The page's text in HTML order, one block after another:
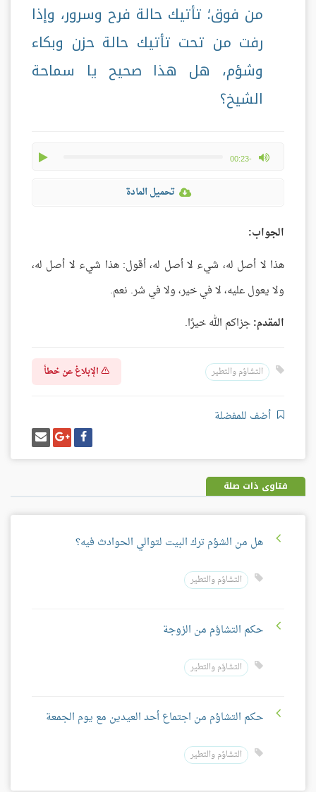
من فوق؛ تأتيك حالة فرح وسرور، وإذا
رفت من تحت تأتيك حالة حزن وبكاء
وشؤم، هل هذا صحيح يا سماحة
الشيخ؟
-00:23
max volume
تحميل المادة
الجواب:
هذا لا أصل له، شيء لا أصل له، أقول: هذا شيء لا أصل له،
ولا يعول عليه، لا في خير، ولا في شر. نعم.
المقدم:جزاكم الله خيرًا.
التشاؤم والتطير الإبلاغ عن خطأ
أضف للمفضلة
شارك
على
فيسبوك
شارك
على
غوغل
بلس
إرسل
إيميل
فتاوى ذات صلة
هل من الشؤم ترك البيت لتوالي الحوادث فيه؟
التشاؤم والتطير
حكم التشاؤم من الزوجة
التشاؤم والتطير
حكم التشاؤم من اجتماع أحد العيدين مع يوم الجمعة
التشاؤم والتطير